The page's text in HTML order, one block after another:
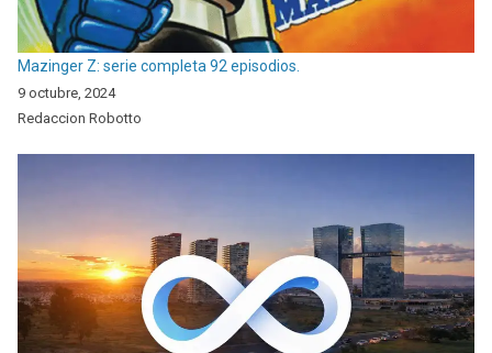
Mazinger Z: serie completa 92 episodios.
9 octubre, 2024
Redaccion Robotto